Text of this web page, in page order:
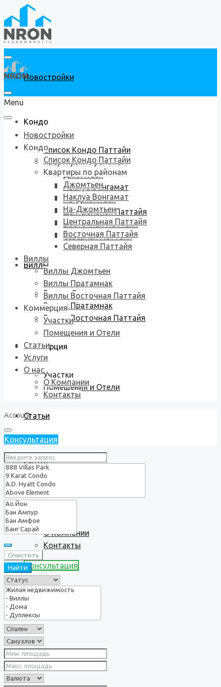
Новостройки
Кондо
Список Кондо Паттайи
Квартиры по районам
Джомтьен
Наклуа Вонгамат
На-Джомтьен
Центральная Паттайя
Восточная Паттайя
Северная Паттайя
Виллы
Виллы Джомтьен
Виллы Пратамнак
Виллы Восточная Паттайя
Коммерция
Участки
Помещения и Отели
Статьи
Услуги
О нас
О Компании
Контакты
Консультация
Menu
Новостройки
Кондо
Список Кондо Паттайи
Квартиры по районам
Джомтьен
Наклуа Вонгамат
На-Джомтьен
Центральная Паттайя
Восточная Паттайя
Северная Паттайя
Виллы
Виллы Джомтьен
Виллы Пратамнак
Виллы Восточная Паттайя
Коммерция
Участки
Помещения и Отели
Статьи
Услуги
О нас
О Компании
Контакты
Account
Консультация
Очистить
Найти